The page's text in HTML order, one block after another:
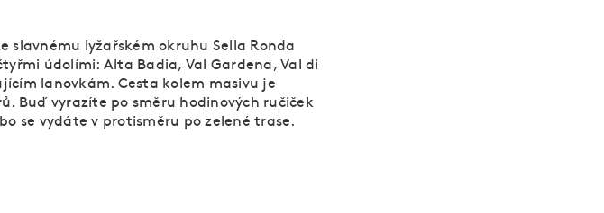
lyžařském okruhu Sella Ronda
údolími: Alta Badia, Val Gardena, Val di
lanovkám. Cesta kolem masivu je
Buď vyrazíte po směru hodinových ručiček
se vydáte v protisměru po zelené trase.